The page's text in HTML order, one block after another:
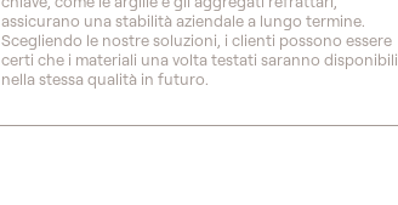
assicurano una stabilità aziendale a lungo termine.
Scegliendo le nostre soluzioni, i clienti possono essere
certi che i materiali una volta testati saranno disponibili
nella stessa qualità in futuro.